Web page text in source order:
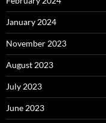
January 2024
November 2023
August 2023
July 2023
June 2023